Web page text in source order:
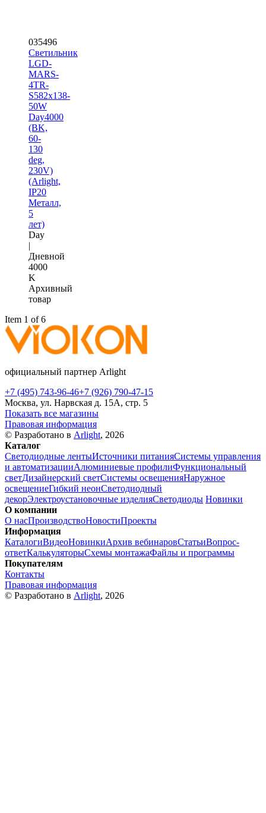
035496
Светильник
LGD-
MARS-
4TR-
S582x138-
50W
Day4000
(BK,
60-
130
deg,
230V)
(Arlight,
IP20
Металл,
5
лет)
Day
|
Дневной
4000
K
Архивный
товар
Item 1 of 6
официальный партнер Arlight
+7 (495) 743-96-46+7 (926) 790-47-15
Москва, ул. Нарвская д. 15А, стр. 5
Показать все магазины
Правовая информация
© Разработано в Arlight, 2026
Каталог
Светодиодные лентыИсточники питанияСистемы управления
и автоматизацииАлюминиевые профилиФункциональный
светДизайнерский светСистемы освещенияНаружное
освещениеГибкий неонСветодиодный
декорЭлектроустановочные изделияСветодиоды Новинки
О компании
О насПроизводствоНовостиПроекты
Информация
КаталогиВидеоНовинкиАрхив вебинаровСтатьиВопрос-
ответКалькуляторыСхемы монтажаФайлы и программы
Покупателям
Контакты
Правовая информация
© Разработано в Arlight, 2026